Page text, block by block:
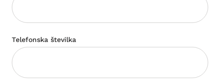
Telefonska številka